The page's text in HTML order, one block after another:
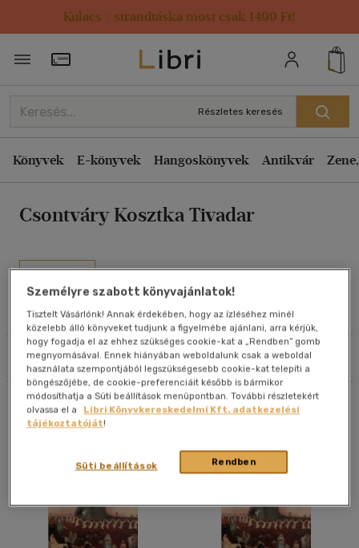
Kulacs / strandtáska most csak 1499 Ft!
Törzsvásárlói Kártya adatai
Részletes keresés
Könyvek E-könyvek Hangoskönyvek Antikvár
Csontváry Kosztka Tivadar
Olvasói vélemények
Szűrés Rendezés
Rendezés
Kiadás éve szerint csökkenő
Ár szerint csökkenő
Eladott darabszám szerint csökkenő
Cím szerint A-Z
Szerző szerint A-Z
Megjelenítés
20 db / oldal
40 db / oldal
Összesen3db
Személyre szabott könyvajánlatok!
Tisztelt Vásárlónk! Annak érdekében, hogy az ízléséhez minél
közelebb álló könyveket tudjunk a figyelmébe ajánlani, arra kérjük,
hogy fogadja el az ehhez szükséges cookie-kat a „Rendben” gomb
megnyomásával. Ennek hiányában weboldalunk csak a weboldal
használata szempontjából legszükségesebb cookie-kat telepíti a
böngészőjébe, de cookie-preferenciáit később is bármikor
módosíthatja a Süti beállítások menüpontban. További részletekért
olvassa el a
Libri Könyvkereskedelmi Kft. adatkezelési
tájékoztatóját!
Rendben
Süti beállítások